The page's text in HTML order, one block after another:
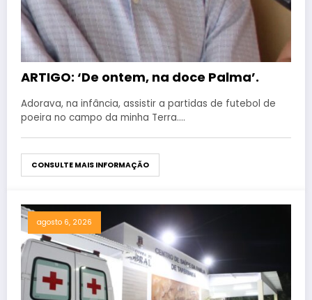
ARTIGO: ‘De ontem, na doce Palma’.
Adorava, na infância, assistir a partidas de futebol de
poeira no campo da minha Terra.…
CONSULTE MAIS INFORMAÇÃO
agosto 6, 2026